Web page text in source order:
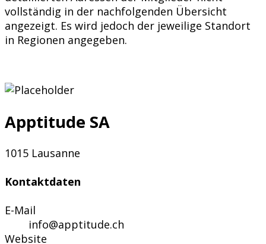
vollständig in der nachfolgenden Übersicht
angezeigt. Es wird jedoch der jeweilige Standort
in Regionen angegeben.
Apptitude SA
1015 Lausanne
Kontaktdaten
E-Mail
info@apptitude.ch
Website